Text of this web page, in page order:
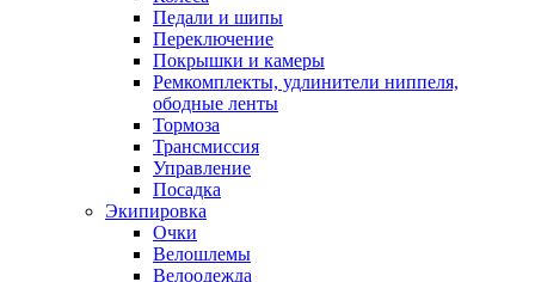
Педали и шипы
Переключение
Покрышки и камеры
Ремкомплекты, удлинители ниппеля,
ободные ленты
Тормоза
Трансмиссия
Управление
Посадка
Экипировка
Очки
Велошлемы
Велоодежда